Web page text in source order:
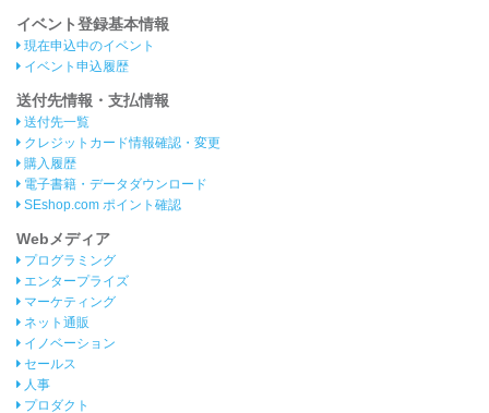
イベント登録基本情報
現在申込中のイベント
イベント申込履歴
送付先情報・支払情報
送付先一覧
クレジットカード情報確認・変更
購入履歴
電子書籍・データダウンロード
SEshop.com ポイント確認
Webメディア
プログラミング
エンタープライズ
マーケティング
ネット通販
イノベーション
セールス
人事
プロダクト